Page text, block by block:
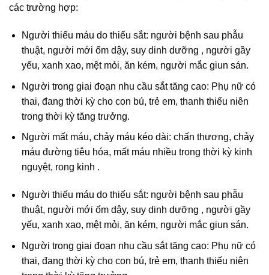
các trường hợp:
Người thiếu máu do thiếu sắt: người bệnh sau phẫu
thuật, người mới ốm dậy, suy dinh dưỡng , người gầy
yếu, xanh xao, mệt mỏi, ăn kém, người mắc giun sán.
Người trong giai đoạn nhu cầu sắt tăng cao: Phụ nữ có
thai, đang thời kỳ cho con bú, trẻ em, thanh thiếu niên
trong thời kỳ tăng trưởng.
Người mất máu, chảy máu kéo dài: chấn thương, chảy
máu đường tiêu hóa, mất máu nhiều trong thời kỳ kinh
nguyệt, rong kinh .
Người thiếu máu do thiếu sắt: người bệnh sau phẫu
thuật, người mới ốm dậy, suy dinh dưỡng , người gầy
yếu, xanh xao, mệt mỏi, ăn kém, người mắc giun sán.
Người trong giai đoạn nhu cầu sắt tăng cao: Phụ nữ có
thai, đang thời kỳ cho con bú, trẻ em, thanh thiếu niên